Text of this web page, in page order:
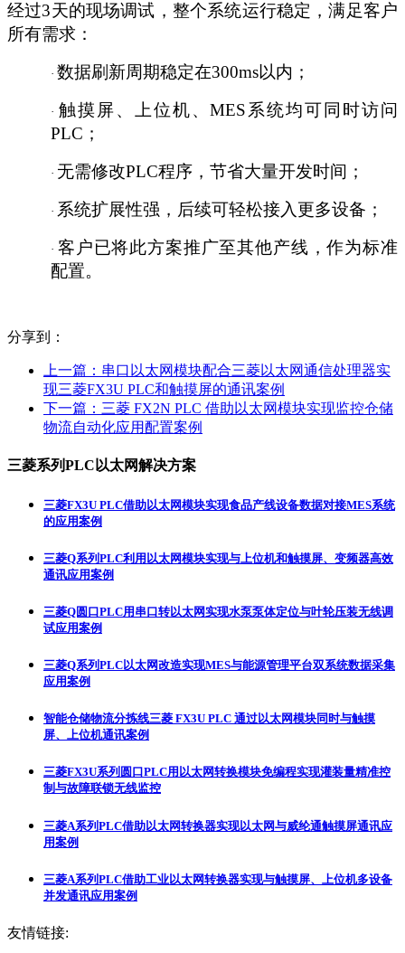
经过3天的现场调试，整个系统运行稳定，满足客户
所有需求：
· 数据刷新周期稳定在300ms以内；
· 触摸屏、上位机、MES系统均可同时访问
PLC；
· 无需修改PLC程序，节省大量开发时间；
· 系统扩展性强，后续可轻松接入更多设备；
· 客户已将此方案推广至其他产线，作为标准
配置。
分享到：
上一篇： 串口以太网模块配合三菱以太网通信处理器实
现三菱FX3U PLC和触摸屏的通讯案例
下一篇： 三菱 FX2N PLC 借助以太网模块实现监控仓储
物流自动化应用配置案例
三菱系列PLC以太网解决方案
三菱FX3U PLC借助以太网模块实现食品产线设备数据对接MES系统
的应用案例
三菱Q系列PLC利用以太网模块实现与上位机和触摸屏、变频器高效
通讯应用案例
三菱Q圆口PLC用串口转以太网实现水泵泵体定位与叶轮压装无线调
试应用案例
三菱Q系列PLC以太网改造实现MES与能源管理平台双系统数据采集
应用案例
智能仓储物流分拣线三菱 FX3U PLC 通过以太网模块同时与触摸
屏、上位机通讯案例
三菱FX3U系列圆口PLC用以太网转换模块免编程实现灌装量精准控
制与故障联锁无线监控
三菱A系列PLC借助以太网转换器实现以太网与威纶通触摸屏通讯应
用案例
三菱A系列PLC借助工业以太网转换器实现与触摸屏、上位机多设备
并发通讯应用案例
友情链接: